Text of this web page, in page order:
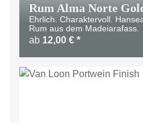
Rum Alma Norte
Ehrlich. Charaktervoll.
Rum aus dem Madeiarafass.
ab 12,00 € *